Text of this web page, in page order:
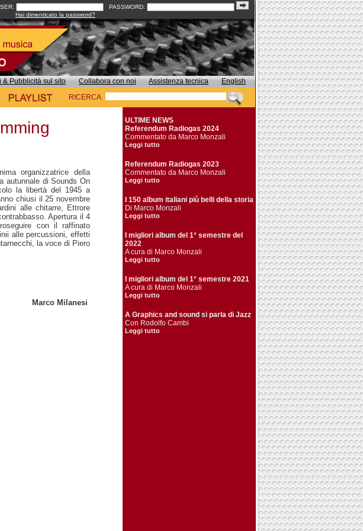
PASSWORD:
Hai dimenticato la password?
& Pubblicità sul sito Collabora con noi Assistenza tecnica
English
RICERCA
organizzatrice della
autunnale di Sounds On
la libertà del 1945 a
chiusi il 25 novembre
alle chitarre, Ettrore
Apertura il 4
con il raffinato
alle percussioni, effetti
la voce di Piero
Marco Milanesi
ULTIME NEWS
Referendum Radiogas 2024
Commentato da Marco Monzali
Leggi tutto
Referendum Radiogas 2023
Commentato da Marco Monzali
Leggi tutto
I 150 album italiani più belli della storia
Di Marco Monzali
Leggi tutto
I migliori album del 1° semestre del
2022
A cura di Marco Monzali
Leggi tutto
I migliori album del 1° semestre 2021
A cura di Marco Monzali
Leggi tutto
A Graphics and sound si parla di Jazz
Con Rodolfo Cambi
Leggi tutto